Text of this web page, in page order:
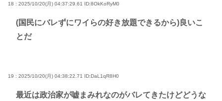
18 : 2025/10/20(月) 04:37:29.61 ID:8OkKoRyM0
(国民にバレずにワイらの好き放題できるから)良いこ
とだ
19 : 2025/10/20(月) 04:38:22.71 ID:DaL1qR8H0
最近は政治家が嘘まみれなのがバレてきたけどどうな